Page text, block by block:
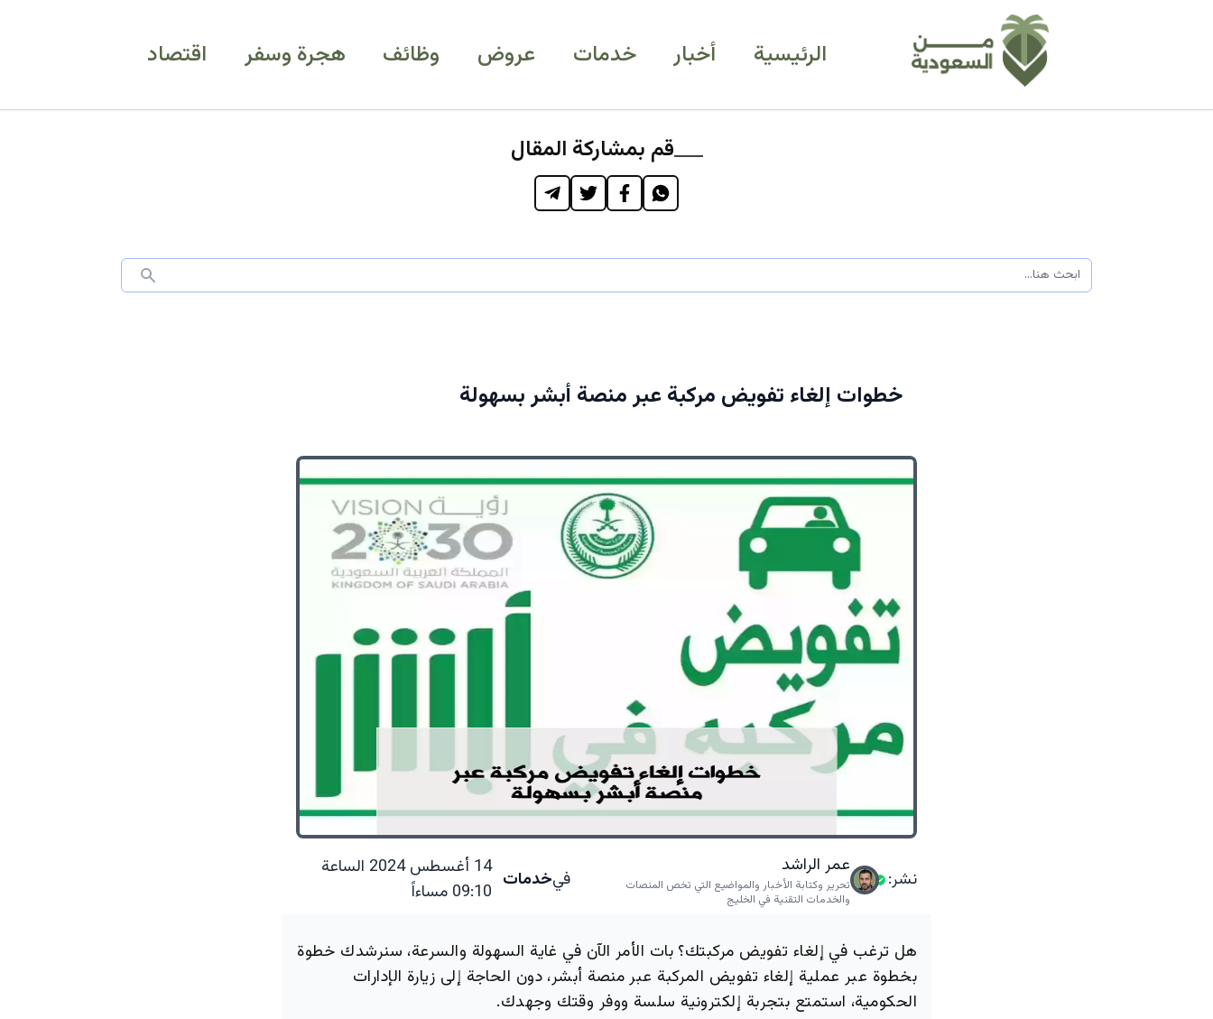
الرئيسية أخبار خدمات عروض وظائف هجرة وسفر اقتصاد
قم بمشاركة المقال
خطوات إلغاء تفويض مركبة عبر منصة أبشر بسهولة
نشر:
عمر الراشد
تحرير وكتابة الأخبار والمواضيع التي تخص المنصات
والخدمات التقنية في الخليج
فيخدمات
14 أغسطس 2024 الساعة
09:10 مساءاً
هل ترغب في إلغاء تفويض مركبتك؟ بات الأمر الآن في غاية السهولة والسرعة، سنرشدك خطوة
بخطوة عبر عملية إلغاء تفويض المركبة عبر منصة أبشر، دون الحاجة إلى زيارة الإدارات
الحكومية، استمتع بتجربة إلكترونية سلسة ووفر وقتك وجهدك.